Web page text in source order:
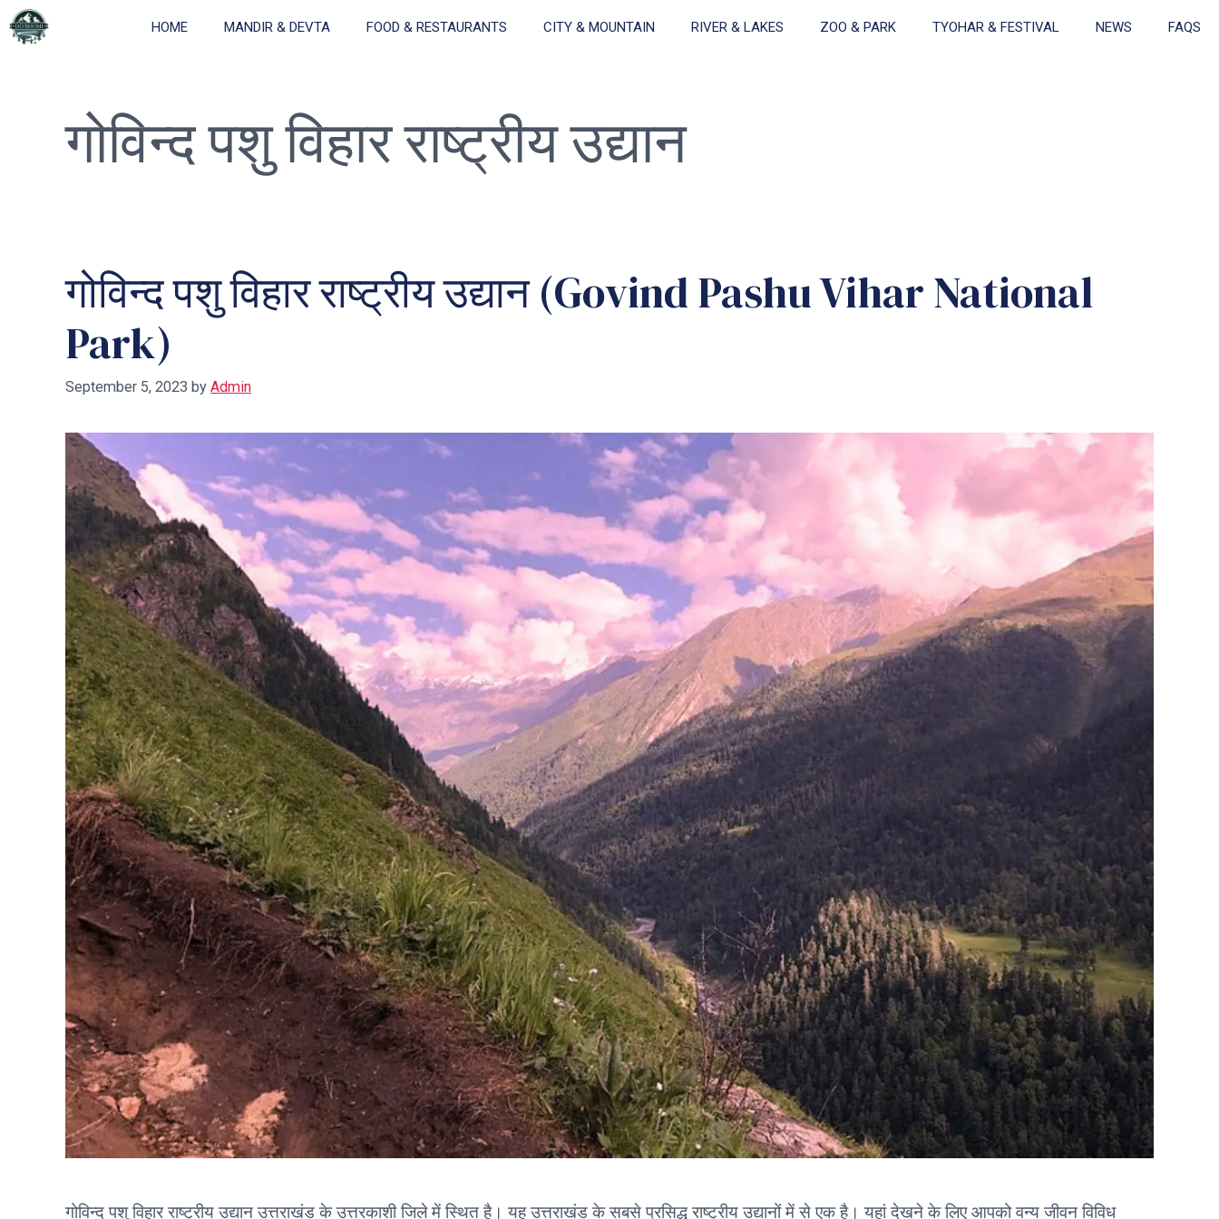
Skip
to
HOME MANDIR & DEVTA FOOD & RESTAURANTS CITY & MOUNTAIN RIVER & LAKES ZOO & PARK TYOHAR & FESTIVAL NEWS FAQS
गोविन्द पशु विहार राष्ट्रीय उद्यान
गोविन्द पशु विहार राष्ट्रीय उद्यान (Govind Pashu Vihar National
Park)
September 5, 2023 by Admin
गोविन्द पशु विहार राष्ट्रीय उद्यान उत्तराखंड के उत्तरकाशी जिले में स्थित है। यह उत्तराखंड के सबसे प्रसिद्ध राष्ट्रीय उद्यानों में से एक है। यहां देखने के लिए आपको वन्य जीवन विविध